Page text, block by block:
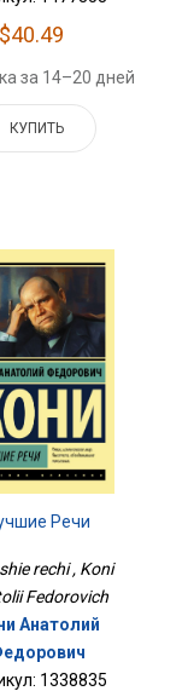
$40.49
за 14–20 дней
КУПИТЬ
Речи
rechi , Koni
Fedorovich
Анатолий
1338835